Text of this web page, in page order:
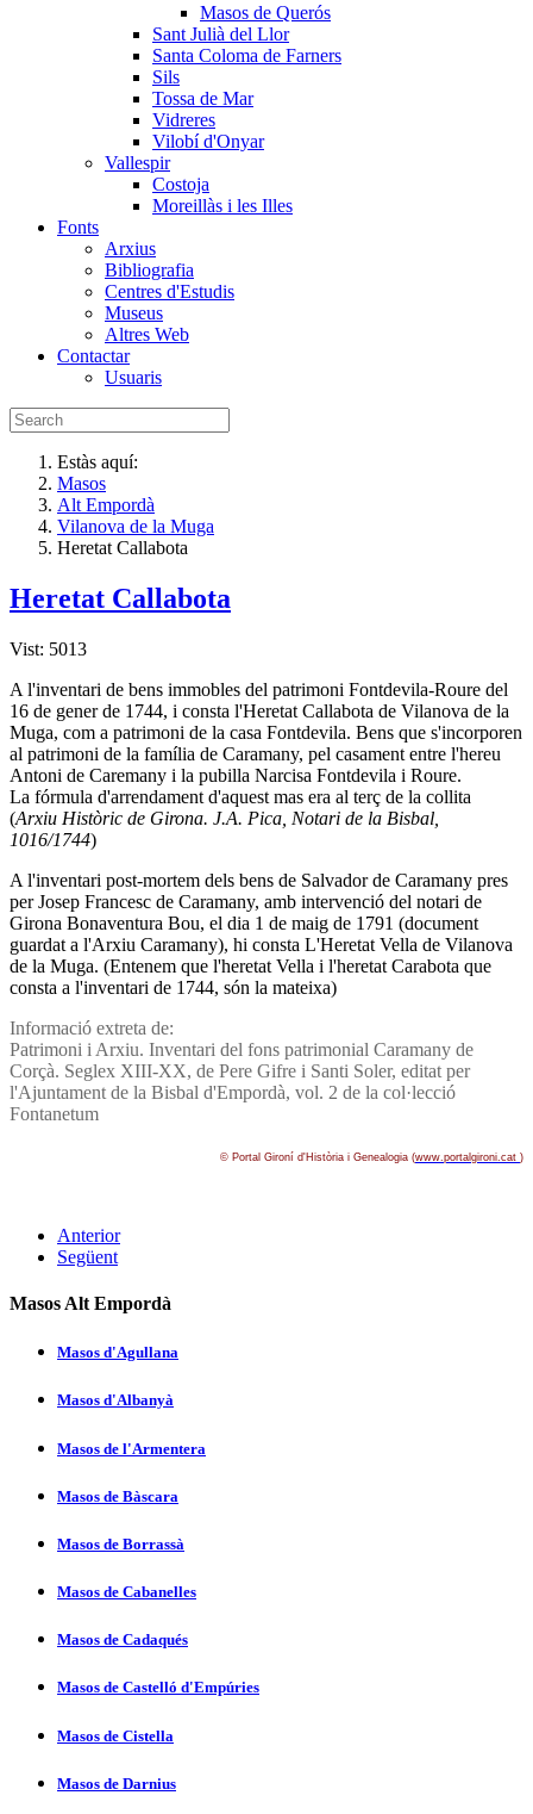
Masos de Querós
Sant Julià del Llor
Santa Coloma de Farners
Sils
Tossa de Mar
Vidreres
Vilobí d'Onyar
Vallespir
Costoja
Moreillàs i les Illes
Fonts
Arxius
Bibliografia
Centres d'Estudis
Museus
Altres Web
Contactar
Usuaris
Estàs aquí:
Masos
Alt Empordà
Vilanova de la Muga
Heretat Callabota
Heretat Callabota
Vist: 5013
A l'inventari de bens immobles del patrimoni Fontdevila-Roure del
16 de gener de 1744, i consta l'Heretat Callabota de Vilanova de la
Muga, com a patrimoni de la casa Fontdevila. Bens que s'incorporen
al patrimoni de la famí­lia de Caramany, pel casament entre l'hereu
Antoni de Caremany i la pubilla Narcisa Fontdevila i Roure.
La fórmula d'arrendament d'aquest mas era al terç de la collita
(Arxiu Històric de Girona. J.A. Pica, Notari de la Bisbal,
1016/1744)
A l'inventari post-mortem dels bens de Salvador de Caramany pres
per Josep Francesc de Caramany, amb intervenció del notari de
Girona Bonaventura Bou, el dia 1 de maig de 1791 (document
guardat a l'Arxiu Caramany), hi consta L'Heretat Vella de Vilanova
de la Muga. (Entenem que l'heretat Vella i l'heretat Carabota que
consta a l'inventari de 1744, són la mateixa)
Informació extreta de:
Patrimoni i Arxiu. Inventari del fons patrimonial Caramany de
Corçà. Seglex XIII-XX, de Pere Gifre i Santi Soler, editat per
l'Ajuntament de la Bisbal d'Empordà, vol. 2 de la col·lecció
Fontanetum
© Portal Gironí­ d'Història i Genealogia (www.portalgironi.cat )
Anterior
Següent
Masos Alt Empordà
Masos d'Agullana
Masos d'Albanyà
Masos de l'Armentera
Masos de Bàscara
Masos de Borrassà
Masos de Cabanelles
Masos de Cadaqués
Masos de Castelló d'Empúries
Masos de Cistella
Masos de Darnius